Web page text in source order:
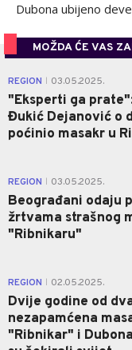
Dubona ubijeno
MOŽDA ĆE VAS
REGION 03.05.2025.
"Eksperti ga
Đukić Dejanović o
poćinio masakr u
REGION 03.05.2025.
Beograđani odaju
žrtvama strašnog
"Ribnikaru"
REGION 02.05.2025.
Dvije godine od
nezapamćena
"Ribnikar" i